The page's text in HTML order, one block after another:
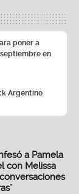
poner a
en
Argentino
a Pamela
con Melissa